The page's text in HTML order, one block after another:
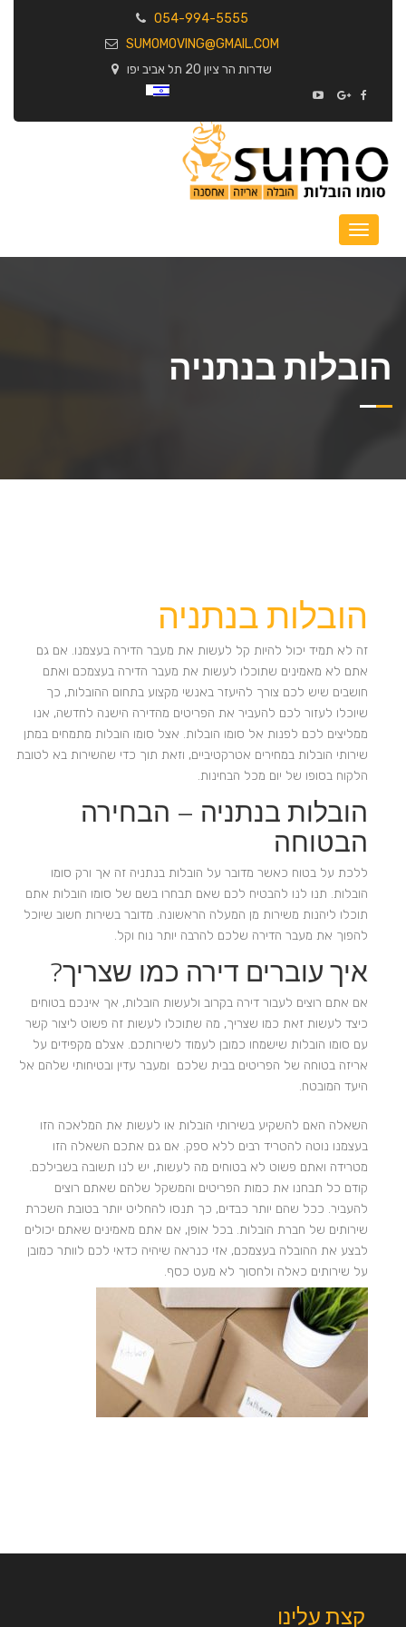
054-994-5555
SUMOMOVING@GMAIL.COM
שדרות הר ציון 20 תל אביב יפו
הובלות בנתניה
הובלות בנתניה
זה לא תמיד יכול להיות קל לעשות את מעבר הדירה בעצמנו. אם גם
אתם לא מאמינים שתוכלו לעשות את מעבר הדירה בעצמכם ואתם
חושבים שיש לכם צורך להיעזר באנשי מקצוע בתחום ההובלות, כך
שיוכלו לעזור לכם להעביר את הפריטים מהדירה הישנה לחדשה, אנו
ממליצים לכם לפנות אל סומו הובלות. אצל סומו הובלות מתמחים במתן
שירותי הובלות במחירים אטרקטיביים, וזאת תוך כדי שהשירות בא לטובת
הלקוח בסופו של יום מכל הבחינות.
הובלות בנתניה – הבחירה
הבטוחה
ללכת על בטוח כאשר מדובר על הובלות בנתניה זה אך ורק סומו
הובלות. תנו לנו להבטיח לכם שאם תבחרו בשם של סומו הובלות אתם
תוכלו ליהנות משירות מן המעלה הראשונה. מדובר בשירות חשוב שיוכל
להפוך את מעבר הדירה שלכם להרבה יותר נוח וקל.
איך עוברים דירה כמו שצריך?
אם אתם רוצים לעבור דירה בקרוב ולעשות הובלות, אך אינכם בטוחים
כיצד לעשות זאת כמו שצריך, מה שתוכלו לעשות זה פשוט ליצור קשר
עם סומו הובלות שישמחו כמובן לעמוד לשירותכם. אצלם מקפידים על
אריזה בטוחה של הפריטים בבית שלכם ומעבר עדין ובטיחותי שלהם אל
היעד המובטח.
השאלה האם להשקיע בשירותי הובלות או לעשות את המלאכה הזו
בעצמנו נוטה להטריד רבים ללא ספק. אם גם אתכם השאלה הזו
מטרידה ואתם פשוט לא בטוחים מה לעשות, יש לנו תשובה בשבילכם.
קודם כל תבחנו את כמות הפריטים והמשקל שלהם שאתם רוצים
להעביר. ככל שהם יותר כבדים, כך תנסו להחליט יותר בטובת השכרת
שירותים של חברת הובלות. בכל אופן, אם אתם מאמינים שאתם יכולים
לבצע את ההובלה בעצמכם, אזי כנראה שיהיה כדאי לכם לוותר כמובן
על שירותים כאלה ולחסוך לא מעט כסף.
קצת עלינו